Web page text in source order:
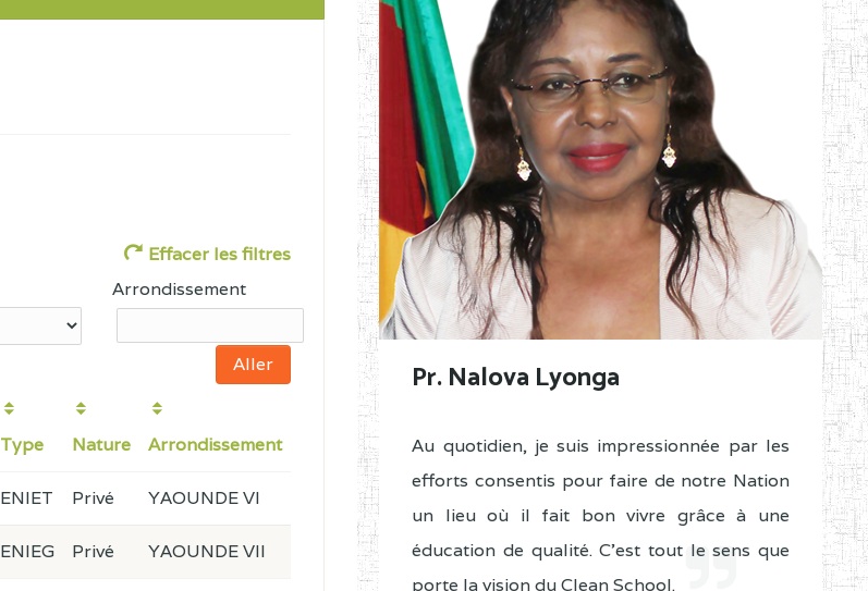
Effacer les filtres
Arrondissement
Type Nature Arrondissement
ENIET Privé YAOUNDE VI
ENIEG Privé YAOUNDE VII
Pr. Nalova Lyonga
Au quotidien, je suis impressionnée par les
efforts consentis pour faire de notre Nation
un lieu où il fait bon vivre grâce à une
éducation de qualité. C'est tout le sens que
porte la vision du Clean School.